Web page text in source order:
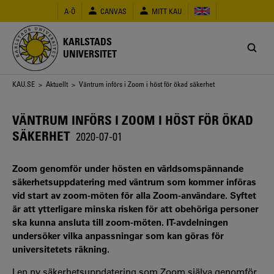
huvudinnehåll
A-Ö CANVAS MITT KAU
KARLSTADS
UNIVERSITET
Länkstig
KAU.SE > Aktuellt > Väntrum införs i Zoom i höst för ökad säkerhet
VÄNTRUM INFÖRS I ZOOM I HÖST FÖR ÖKAD
SÄKERHET 2020-07-01
Zoom genomför under hösten en världsomspännande
säkerhetsuppdatering med väntrum som kommer införas
vid start av zoom-möten för alla Zoom-användare. Syftet
är att ytterligare minska risken för att obehöriga personer
ska kunna ansluta till zoom-möten. IT-avdelningen
undersöker vilka anpassningar som kan göras för
universitetets räkning.
I en ny säkerhetsuppdatering som Zoom själva genomför